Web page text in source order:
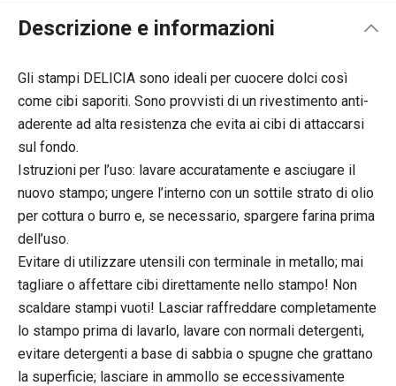
Descrizione e informazioni
Gli stampi DELICIA sono ideali per cuocere dolci così
come cibi saporiti. Sono provvisti di un rivestimento anti-
aderente ad alta resistenza che evita ai cibi di attaccarsi
sul fondo.
Istruzioni per l’uso: lavare accuratamente e asciugare il
nuovo stampo; ungere l’interno con un sottile strato di olio
per cottura o burro e, se necessario, spargere farina prima
dell’uso.
Evitare di utilizzare utensili con terminale in metallo; mai
tagliare o affettare cibi direttamente nello stampo! Non
scaldare stampi vuoti! Lasciar raffreddare completamente
lo stampo prima di lavarlo, lavare con normali detergenti,
evitare detergenti a base di sabbia o spugne che grattano
la superficie; lasciare in ammollo se eccessivamente